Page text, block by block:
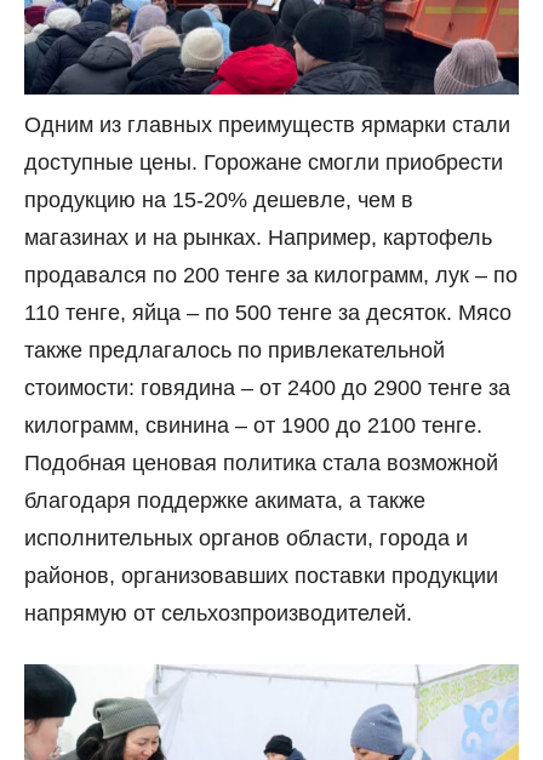
Одним из главных преимуществ ярмарки стали
доступные цены. Горожане смогли приобрести
продукцию на 15-20% дешевле, чем в
магазинах и на рынках. Например, картофель
продавался по 200 тенге за килограмм, лук – по
110 тенге, яйца – по 500 тенге за десяток. Мясо
также предлагалось по привлекательной
стоимости: говядина – от 2400 до 2900 тенге за
килограмм, свинина – от 1900 до 2100 тенге.
Подобная ценовая политика стала возможной
благодаря поддержке акимата, а также
исполнительных органов области, города и
районов, организовавших поставки продукции
напрямую от сельхозпроизводителей.